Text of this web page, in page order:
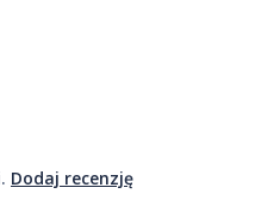
Dodaj recenzję